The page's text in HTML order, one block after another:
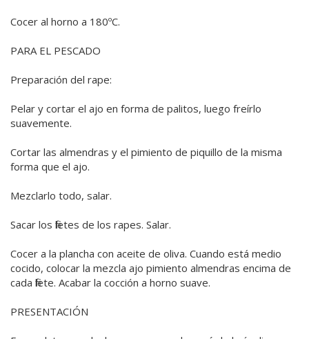
Cocer al horno a 180ºC.
PARA EL PESCADO
Preparación del rape:
Pelar y cortar el ajo en forma de palitos, luego freírlo
suavemente.
Cortar las almendras y el pimiento de piquillo de la misma
forma que el ajo.
Mezclarlo todo, salar.
Sacar los filetes de los rapes. Salar.
Cocer a la plancha con aceite de oliva. Cuando está medio
cocido, colocar la mezcla ajo pimiento almendras encima de
cada filete. Acabar la cocción a horno suave.
PRESENTACIÓN